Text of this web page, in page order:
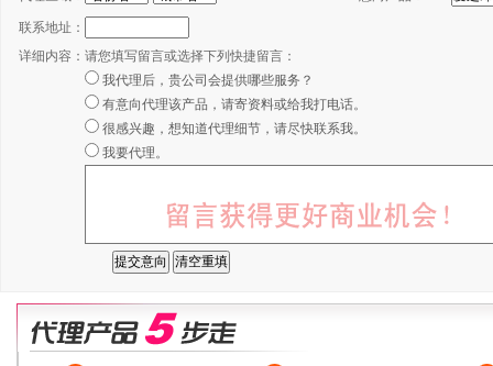
联系地址：
详细内容： 请您填写留言或选择下列快捷留言：
我代理后，贵公司会提供哪些服务？
有意向代理该产品，请寄资料或给我打电话。
很感兴趣，想知道代理细节，请尽快联系我。
我要代理。